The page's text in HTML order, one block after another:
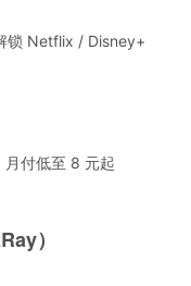
锁 Netflix / Disney+
月付低至 8 元起
）